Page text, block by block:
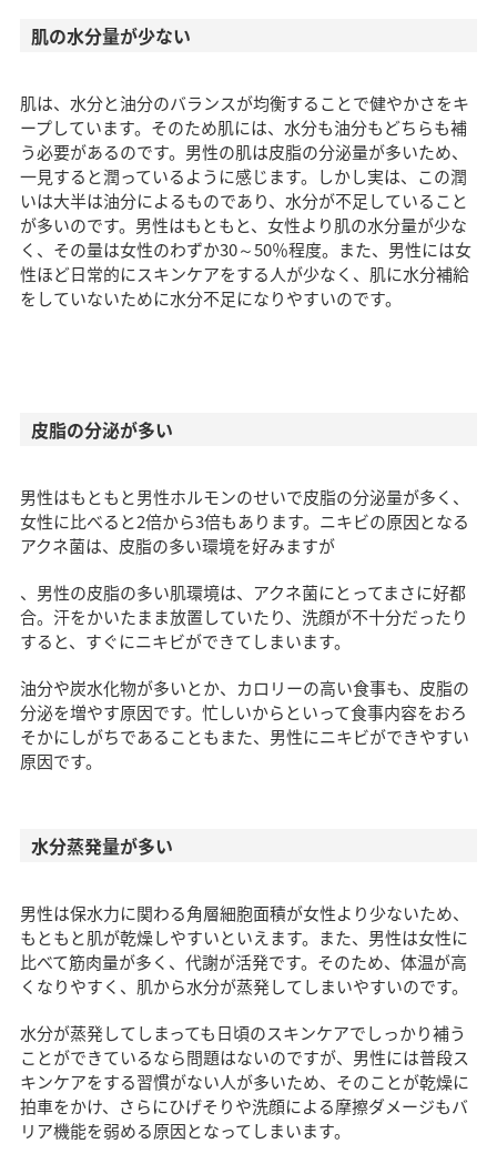
肌の水分量が少ない
肌は、水分と油分のバランスが均衡することで健やかさをキ
ープしています。そのため肌には、水分も油分もどちらも補
う必要があるのです。男性の肌は皮脂の分泌量が多いため、
一見すると潤っているように感じます。しかし実は、この潤
いは大半は油分によるものであり、水分が不足していること
が多いのです。男性はもともと、女性より肌の水分量が少な
く、その量は女性のわずか30～50％程度。また、男性には女
性ほど日常的にスキンケアをする人が少なく、肌に水分補給
をしていないために水分不足になりやすいのです。
皮脂の分泌が多い
男性はもともと男性ホルモンのせいで皮脂の分泌量が多く、
女性に比べると2倍から3倍もあります。ニキビの原因となる
アクネ菌は、皮脂の多い環境を好みますが
、男性の皮脂の多い肌環境は、アクネ菌にとってまさに好都
合。汗をかいたまま放置していたり、洗顔が不十分だったり
すると、すぐにニキビができてしまいます。
油分や炭水化物が多いとか、カロリーの高い食事も、皮脂の
分泌を増やす原因です。忙しいからといって食事内容をおろ
そかにしがちであることもまた、男性にニキビができやすい
原因です。
水分蒸発量が多い
男性は保水力に関わる角層細胞面積が女性より少ないため、
もともと肌が乾燥しやすいといえます。また、男性は女性に
比べて筋肉量が多く、代謝が活発です。そのため、体温が高
くなりやすく、肌から水分が蒸発してしまいやすいのです。
水分が蒸発してしまっても日頃のスキンケアでしっかり補う
ことができているなら問題はないのですが、男性には普段ス
キンケアをする習慣がない人が多いため、そのことが乾燥に
拍車をかけ、さらにひげそりや洗顔による摩擦ダメージもバ
リア機能を弱める原因となってしまいます。